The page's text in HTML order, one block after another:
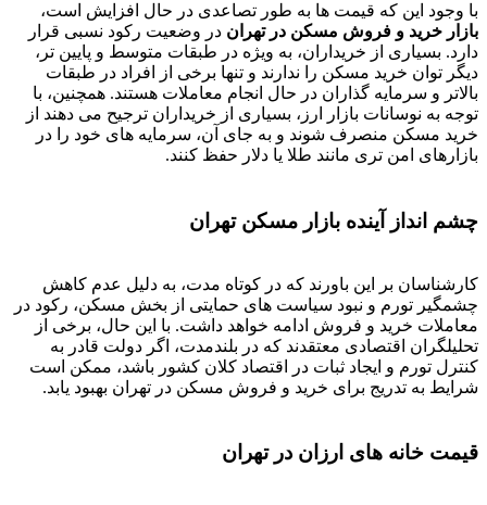
با وجود این که قیمت ها به طور تصاعدی در حال افزایش است،
بازار خرید و فروش مسکن در تهران در وضعیت رکود نسبی قرار
دارد. بسیاری از خریداران، به ویژه در طبقات متوسط و پایین تر،
دیگر توان خرید مسکن را ندارند و تنها برخی از افراد در طبقات
بالاتر و سرمایه گذاران در حال انجام معاملات هستند. همچنین، با
توجه به نوسانات بازار ارز، بسیاری از خریداران ترجیح می دهند از
خرید مسکن منصرف شوند و به جای آن، سرمایه های خود را در
بازارهای امن تری مانند طلا یا دلار حفظ کنند.
چشم انداز آینده بازار مسکن تهران
کارشناسان بر این باورند که در کوتاه مدت، به دلیل عدم کاهش
چشمگیر تورم و نبود سیاست های حمایتی از بخش مسکن، رکود در
معاملات خرید و فروش ادامه خواهد داشت. با این حال، برخی از
تحلیلگران اقتصادی معتقدند که در بلندمدت، اگر دولت قادر به
کنترل تورم و ایجاد ثبات در اقتصاد کلان کشور باشد، ممکن است
شرایط به تدریج برای خرید و فروش مسکن در تهران بهبود یابد.
قیمت خانه های ارزان در تهران